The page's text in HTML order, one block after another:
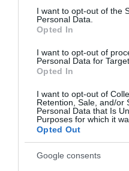
consent section.
I want to opt-out of the
Personal Data.
Opted In
I want to opt-out of
Personal Data for
Opted In
I want to opt-out of
Retention, Sale, and/or
Personal Data that Is
Purposes for which it
Opted Out
Google consents
Θρήνος στην Εύβοια:
τη ζωή ο 37χρονος που
τροχαίο με
06.08.2026 | 20:20
Νέο σοβαρό τροχαίο
Τούμπαρε αυτοκίνητο
06.08.2026 | 20:00
Έσπασαν πιάτα στο
Δύσκολη νύχτα για την
Καλαμίτσα – Νέες
εικόνες και βίντεο